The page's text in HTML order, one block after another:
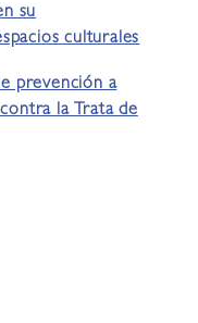
su
culturales
prevención a
la Trata de